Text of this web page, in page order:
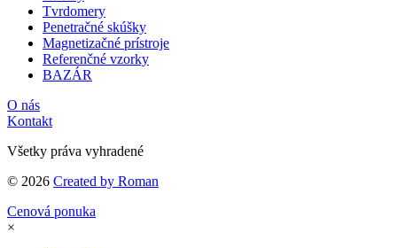
Tvrdomery
Penetračné skúšky
Magnetizačné prístroje
Referenčné vzorky
BAZÁR
O nás
Kontakt
Všetky práva vyhradené
© 2026 Created by Roman
Cenová ponuka
×